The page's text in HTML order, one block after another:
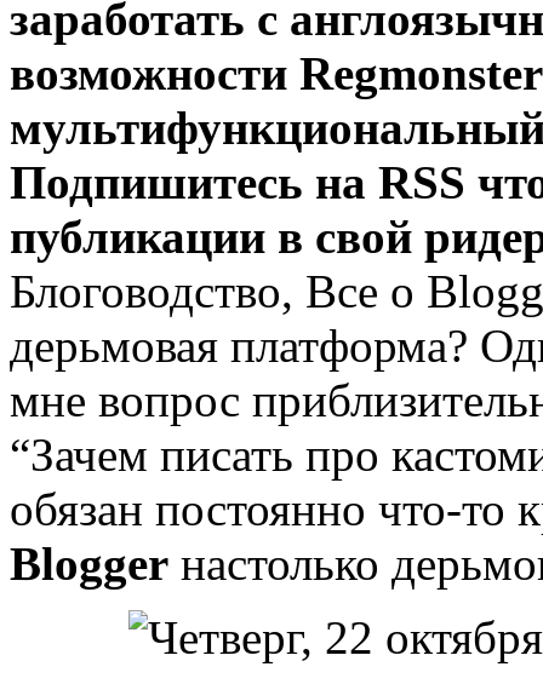
заработать с
возможности
Подпишитесь на RSS
публикации в свой
Блоговодство, Все о
дерьмовая платформа?
мне вопрос
“Зачем писать про
обязан постоянно что-то
Blogger настолько